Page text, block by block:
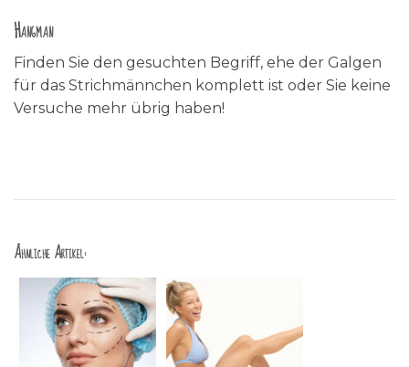
Hangman
Finden Sie den gesuchten Begriff, ehe der Galgen
für das Strichmännchen komplett ist oder Sie keine
Versuche mehr übrig haben!
Ähnliche Artikel: